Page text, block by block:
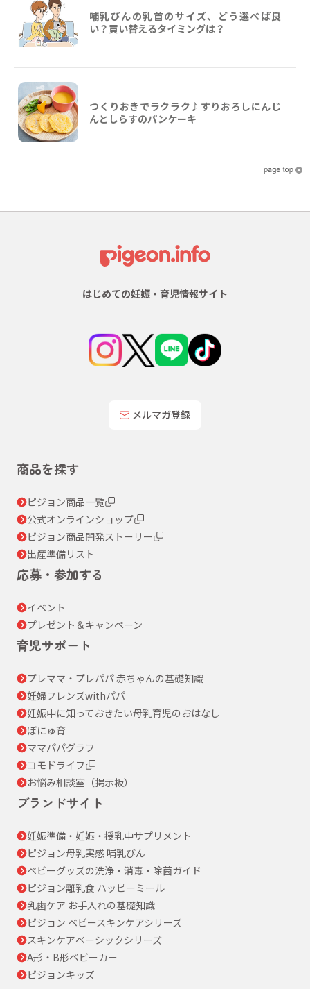
哺乳びんの乳首のサイズ、どう選べば良
い？買い替えるタイミングは？
つくりおきでラクラク♪すりおろしにんじ
んとしらすのパンケーキ
はじめての妊娠・育児情報サイト
メルマガ登録
商品を探す
ピジョン商品一覧
公式オンラインショップ
ピジョン商品開発ストーリー
出産準備リスト
応募・参加する
イベント
プレゼント＆キャンペーン
育児サポート
プレママ・プレパパ 赤ちゃんの基礎知識
妊婦フレンズwithパパ
妊娠中に知っておきたい母乳育児のおはなし
ぼにゅ育
ママパパグラフ
コモドライフ
お悩み相談室（掲示板）
ブランドサイト
妊娠準備・妊娠・授乳中サプリメント
ピジョン母乳実感 哺乳びん
ベビーグッズの洗浄・消毒・除菌ガイド
ピジョン離乳食 ハッピーミール
乳歯ケア お手入れの基礎知識
ピジョン ベビースキンケアシリーズ
スキンケアベーシックシリーズ
A形・B形ベビーカー
ピジョンキッズ